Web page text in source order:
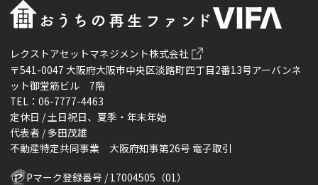
レクストアセットマネジメント株式会社
〒541-0047 大阪府大阪市中央区淡路町四丁目2番13号アーバンネ
ット御堂筋ビル 7階
TEL：06-7777-4463
定休日 / 土日祝日、夏季・年末年始
代表者 / 多田茂雄
不動産特定共同事業 大阪府知事第26号 電子取引
Pマーク登録番号 / 17004505（01）